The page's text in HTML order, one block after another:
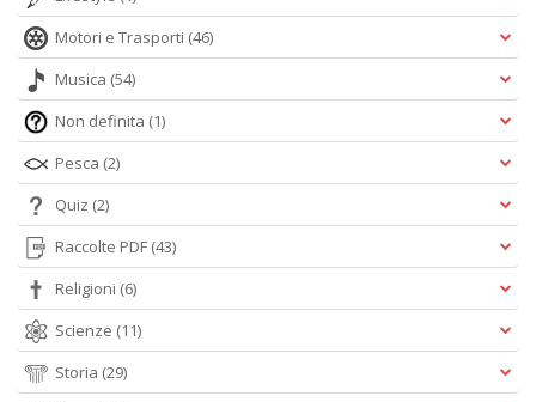
Motori e Trasporti (46)
Musica (54)
Non definita (1)
Pesca (2)
Quiz (2)
Raccolte PDF (43)
Religioni (6)
Scienze (11)
Storia (29)